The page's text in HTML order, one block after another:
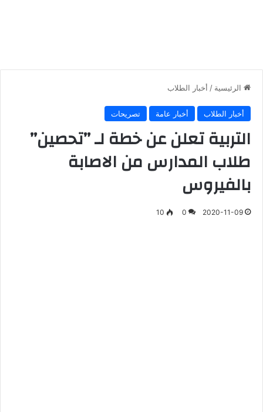
الرئيسية / أخبار الطلاب
أخبار الطلاب أخبار عامة تصريحات
التربية تعلن عن خطة لـ ’’تحصين’’
طلاب المدارس من الاصابة
بالفيروس
2020-11-09
0
10